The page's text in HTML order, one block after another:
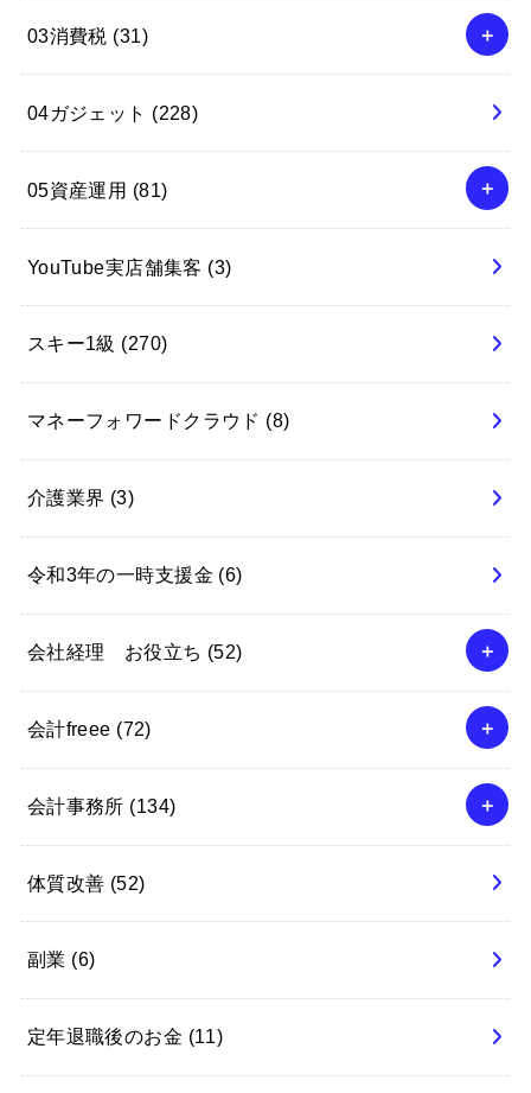
03消費税 (31)
04ガジェット (228)
05資産運用 (81)
YouTube実店舗集客 (3)
スキー1級 (270)
マネーフォワードクラウド (8)
介護業界 (3)
令和3年の一時支援金 (6)
会社経理 お役立ち (52)
会計freee (72)
会計事務所 (134)
体質改善 (52)
副業 (6)
定年退職後のお金 (11)